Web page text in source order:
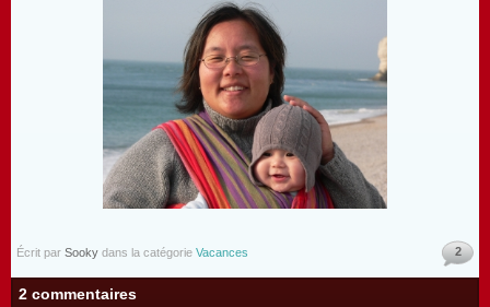
Écrit par Sooky dans la catégorie Vacances 2
2 commentaires